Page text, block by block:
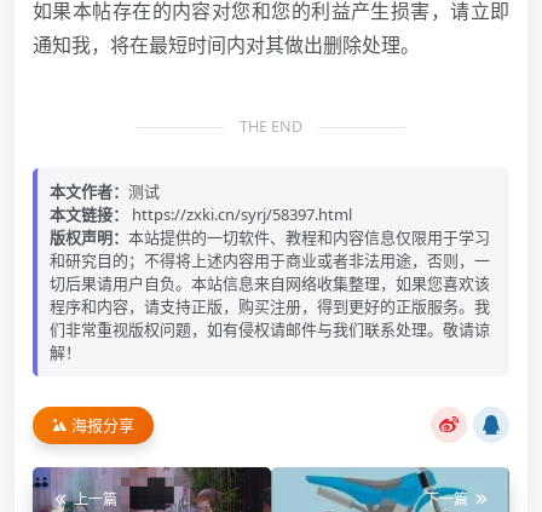
如果本帖存在的内容对您和您的利益产生损害，请立即
通知我，将在最短时间内对其做出删除处理。
THE END
本文作者： 测试
本文链接：
https://zxki.cn/syrj/58397.html
版权声明： 本站提供的一切软件、教程和内容信息仅限用于学习
和研究目的；不得将上述内容用于商业或者非法用途，否则，一
切后果请用户自负。本站信息来自网络收集整理，如果您喜欢该
程序和内容，请支持正版，购买注册，得到更好的正版服务。我
们非常重视版权问题，如有侵权请邮件与我们联系处理。敬请谅
解！
海报分享
上一篇
下一篇